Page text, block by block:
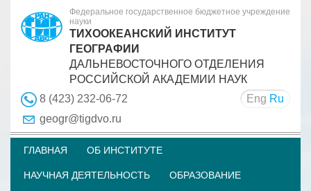
Федеральное государственное бюджетное учреждение
науки
ТИХООКЕАНСКИЙ ИНСТИТУТ
ГЕОГРАФИИ
ДАЛЬНЕВОСТОЧНОГО ОТДЕЛЕНИЯ
РОССИЙСКОЙ АКАДЕМИИ НАУК
8 (423) 232-06-72
Eng Ru
geogr@tigdvo.ru
ГЛАВНАЯ ОБ ИНСТИТУТЕ
НАУЧНАЯ ДЕЯТЕЛЬНОСТЬ ОБРАЗОВАНИЕ